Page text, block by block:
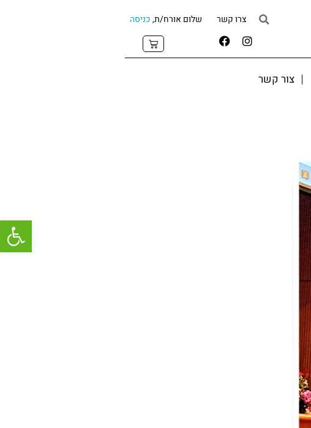
צרו קשר שלום אורח/ת,כניסה
צור קשר